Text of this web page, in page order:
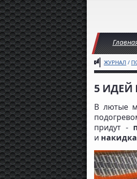
ЖУРНАЛ /
5 ИДЕЙ
В лютые
придут -
и